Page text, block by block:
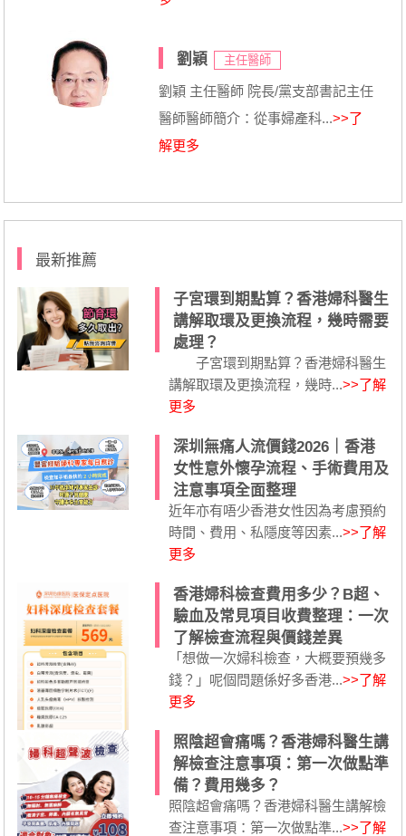
劉穎 主任醫師
劉穎 主任醫師 院長/黨支部書記主任
醫師醫師簡介：從事婦產科...>>了
解更多
最新推薦
子宮環到期點算？香港婦科醫生
講解取環及更換流程，幾時需要
處理？
子宮環到期點算？香港婦科醫生
講解取環及更換流程，幾時...>>了解
更多
深圳無痛人流價錢2026｜香港
女性意外懷孕流程、手術費用及
注意事項全面整理
近年亦有唔少香港女性因為考慮預約
時間、費用、私隱度等因素...>>了解
更多
香港婦科檢查費用多少？B超、
驗血及常見項目收費整理：一次
了解檢查流程與價錢差異
「想做一次婦科檢查，大概要預幾多
錢？」呢個問題係好多香港...>>了解
更多
照陰超會痛嗎？香港婦科醫生講
解檢查注意事項：第一次做點準
備？費用幾多？
照陰超會痛嗎？香港婦科醫生講解檢
查注意事項：第一次做點準...>>了解